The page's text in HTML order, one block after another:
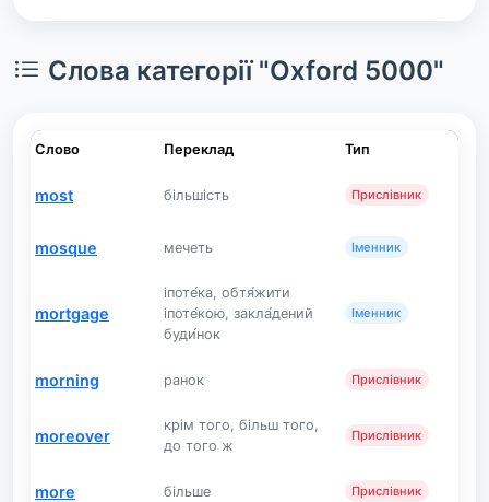
Слова категорії "Oxford 5000"
Слово Переклад Тип
most більшість Прислівник
mosque мечеть Іменник
mortgage
іпоте́ка, обтя́жити
іпоте́кою, закла́дений
буди́нок
Іменник
morning ранок Прислівник
moreover
крім того, більш того,
до того ж
Прислівник
more більше Прислівник